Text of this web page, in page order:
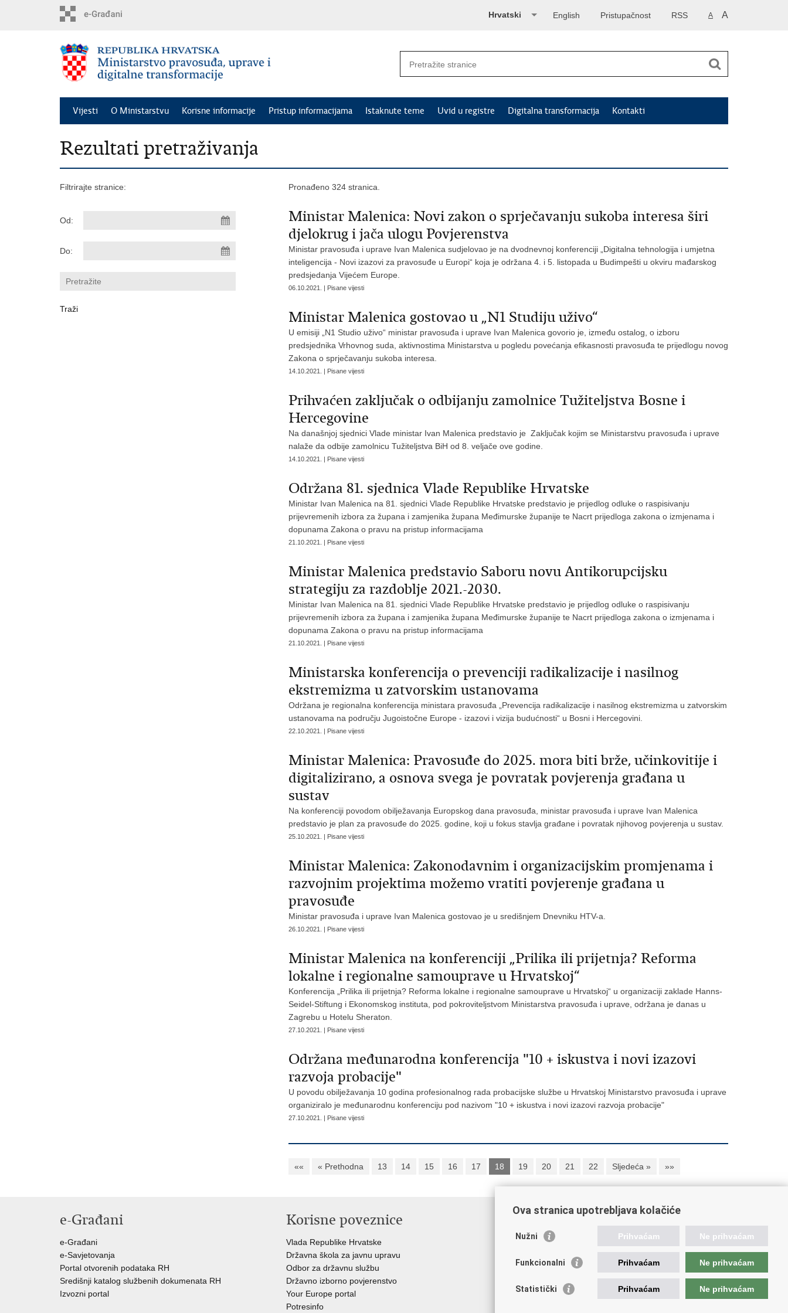
A A
RSS
Pristupačnost
English
Hrvatski
Vijesti O Ministarstvu Korisne informacije Pristup informacijama Istaknute teme Uvid u registre Digitalna transformacija Kontakti
Rezultati pretraživanja
Filtrirajte stranice:
Od:
Do:
Pronađeno 324 stranica.
Ministar Malenica: Novi zakon o sprječavanju sukoba interesa širi
djelokrug i jača ulogu Povjerenstva
Ministar pravosuđa i uprave Ivan Malenica sudjelovao je na dvodnevnoj konferenciji „Digitalna tehnologija i umjetna
inteligencija - Novi izazovi za pravosuđe u Europi“ koja je održana 4. i 5. listopada u Budimpešti u okviru mađarskog
predsjedanja Vijećem Europe.
06.10.2021. | Pisane vijesti
Ministar Malenica gostovao u „N1 Studiju uživo“
U emisiji „N1 Studio uživo“ ministar pravosuđa i uprave Ivan Malenica govorio je, između ostalog, o izboru
predsjednika Vrhovnog suda, aktivnostima Ministarstva u pogledu povećanja efikasnosti pravosuđa te prijedlogu novog
Zakona o sprječavanju sukoba interesa.
14.10.2021. | Pisane vijesti
Prihvaćen zaključak o odbijanju zamolnice Tužiteljstva Bosne i
Hercegovine
Na današnjoj sjednici Vlade ministar Ivan Malenica predstavio je Zaključak kojim se Ministarstvu pravosuđa i uprave
nalaže da odbije zamolnicu Tužiteljstva BiH od 8. veljače ove godine.
14.10.2021. | Pisane vijesti
Održana 81. sjednica Vlade Republike Hrvatske
Ministar Ivan Malenica na 81. sjednici Vlade Republike Hrvatske predstavio je prijedlog odluke o raspisivanju
prijevremenih izbora za župana i zamjenika župana Međimurske županije te Nacrt prijedloga zakona o izmjenama i
dopunama Zakona o pravu na pristup informacijama
21.10.2021. | Pisane vijesti
Ministar Malenica predstavio Saboru novu Antikorupcijsku
strategiju za razdoblje 2021.-2030.
Ministar Ivan Malenica na 81. sjednici Vlade Republike Hrvatske predstavio je prijedlog odluke o raspisivanju
prijevremenih izbora za župana i zamjenika župana Međimurske županije te Nacrt prijedloga zakona o izmjenama i
dopunama Zakona o pravu na pristup informacijama
21.10.2021. | Pisane vijesti
Ministarska konferencija o prevenciji radikalizacije i nasilnog
ekstremizma u zatvorskim ustanovama
Održana je regionalna konferencija ministara pravosuđa „Prevencija radikalizacije i nasilnog ekstremizma u zatvorskim
ustanovama na području Jugoistočne Europe - izazovi i vizija budućnosti“ u Bosni i Hercegovini.
22.10.2021. | Pisane vijesti
Ministar Malenica: Pravosuđe do 2025. mora biti brže, učinkovitije i
digitalizirano, a osnova svega je povratak povjerenja građana u
sustav
Na konferenciji povodom obilježavanja Europskog dana pravosuđa, ministar pravosuđa i uprave Ivan Malenica
predstavio je plan za pravosuđe do 2025. godine, koji u fokus stavlja građane i povratak njihovog povjerenja u sustav.
25.10.2021. | Pisane vijesti
Ministar Malenica: Zakonodavnim i organizacijskim promjenama i
razvojnim projektima možemo vratiti povjerenje građana u
pravosuđe
Ministar pravosuđa i uprave Ivan Malenica gostovao je u središnjem Dnevniku HTV-a.
26.10.2021. | Pisane vijesti
Ministar Malenica na konferenciji „Prilika ili prijetnja? Reforma
lokalne i regionalne samouprave u Hrvatskoj“
Konferencija „Prilika ili prijetnja? Reforma lokalne i regionalne samouprave u Hrvatskoj“ u organizaciji zaklade Hanns-
Seidel-Stiftung i Ekonomskog instituta, pod pokroviteljstvom Ministarstva pravosuđa i uprave, održana je danas u
Zagrebu u Hotelu Sheraton.
27.10.2021. | Pisane vijesti
Održana međunarodna konferencija "10 + iskustva i novi izazovi
razvoja probacije"
U povodu obilježavanja 10 godina profesionalnog rada probacijske službe u Hrvatskoj Ministarstvo pravosuđa i uprave
organiziralo je međunarodnu konferenciju pod nazivom "10 + iskustva i novi izazovi razvoja probacije"
27.10.2021. | Pisane vijesti
«« « Prethodna 13 14 15 16 17 18 19 20 21 22 Sljedeća » »»
e-Građani
e-Građani
e-Savjetovanja
Portal otvorenih podataka RH
Središnji katalog službenih dokumenata RH
Izvozni portal
Korisne poveznice
Vlada Republike Hrvatske
Državna škola za javnu upravu
Odbor za državnu službu
Državno izborno povjerenstvo
Your Europe portal
Potresinfo
Poveznice pravosudnog sustava
Portal sudova
Državno odvjetništvo
Ured za suzbijanje korupcije i organiziranog kriminaliteta
Državnoodvjetničko vijeće
Ova stranica upotrebljava kolačiće
Nužni Prihvaćam Ne prihvaćam
Funkcionalni Prihvaćam Ne prihvaćam
Statistički Prihvaćam Ne prihvaćam